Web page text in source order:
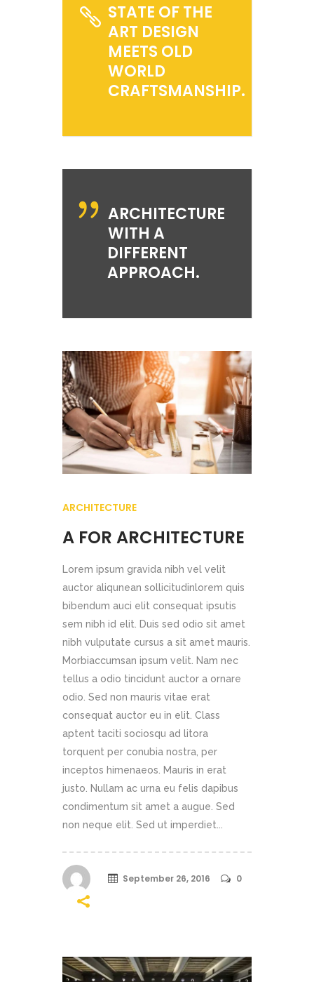
STATE OF THE
ART DESIGN
MEETS OLD
WORLD
CRAFTSMANSHIP.
ARCHITECTURE
WITH A
DIFFERENT
APPROACH.
ARCHITECTURE
A FOR ARCHITECTURE
Lorem ipsum gravida nibh vel velit
auctor aliqunean sollicitudinlorem quis
bibendum auci elit consequat ipsutis
sem nibh id elit. Duis sed odio sit amet
nibh vulputate cursus a sit amet mauris.
Morbiaccumsan ipsum velit. Nam nec
tellus a odio tincidunt auctor a ornare
odio. Sed non mauris vitae erat
consequat auctor eu in elit. Class
aptent taciti sociosqu ad litora
torquent per conubia nostra, per
inceptos himenaeos. Mauris in erat
justo. Nullam ac urna eu felis dapibus
condimentum sit amet a augue. Sed
non neque elit. Sed ut imperdiet...
September 26, 2016 0